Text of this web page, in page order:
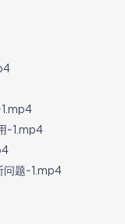
~1.mp4
题~1.mp4